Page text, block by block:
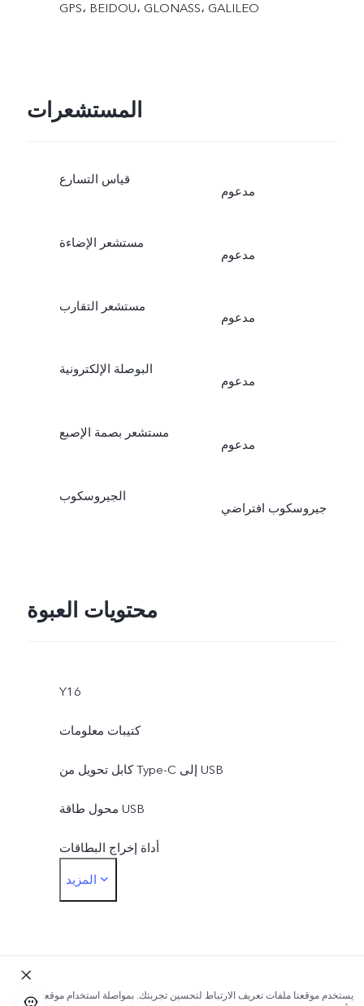
GPS، BEIDOU، GLONASS، GALILEO
المستشعرات
قياس التسارع
مدعوم
مستشعر الإضاءة
مدعوم
مستشعر التقارب
مدعوم
البوصلة الإلكترونية
مدعوم
مستشعر بصمة الإصبع
مدعوم
الجيروسكوب
جيروسكوب افتراضي
محتويات العبوة
Y16
كتيبات معلومات
كابل تحويل من Type-C إلى USB
محول طاقة USB
أداة إخراج البطاقات
غشاء حماية (مثبت)
المزيد
يستخدم موقعنا ملفات تعريف الارتباط لتحسين تجربتك. بمواصلة استخدام موقعنا؛